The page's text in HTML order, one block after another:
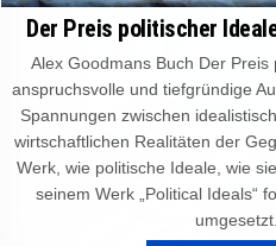
Der Preis politischer
Alex Goodmans Buch Der
anspruchsvolle und tiefgründige
Spannungen zwischen
wirtschaftlichen Realitäten der
Werk, wie politische Ideale, wie
seinem Werk „Political Ideals“